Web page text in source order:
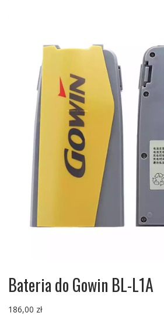
Bateria do Gowin BL-L1A
186,00 zł